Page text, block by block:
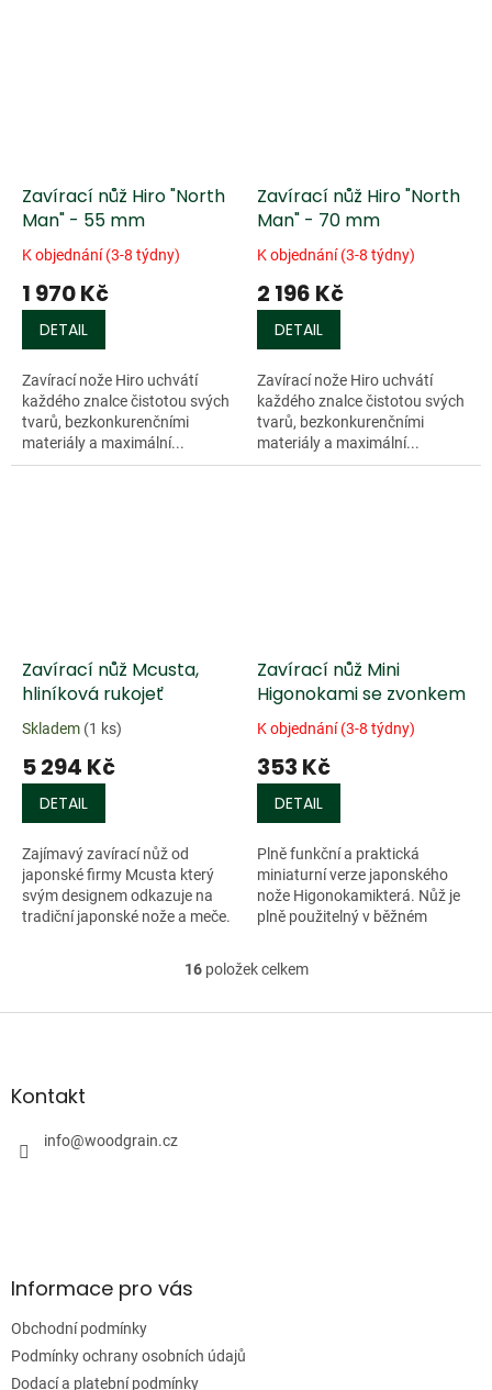
Zavírací nůž Hiro "North
Man" - 55 mm
K objednání (3-8 týdny)
1 970 Kč
DETAIL
Zavírací nože Hiro uchvátí
každého znalce čistotou svých
tvarů, bezkonkurenčními
materiály a maximální...
Zavírací nůž Hiro "North
Man" - 70 mm
K objednání (3-8 týdny)
2 196 Kč
DETAIL
Zavírací nože Hiro uchvátí
každého znalce čistotou svých
tvarů, bezkonkurenčními
materiály a maximální...
Zavírací nůž Mcusta,
hliníková rukojeť
Skladem (1 ks)
5 294 Kč
DETAIL
Zajímavý zavírací nůž od
japonské firmy Mcusta který
svým designem odkazuje na
tradiční japonské nože a meče.
Zavírací nůž Mini
Higonokami se zvonkem
K objednání (3-8 týdny)
353 Kč
DETAIL
Plně funkční a praktická
miniaturní verze japonského
nože Higonokamikterá. Nůž je
plně použitelný v běžném
O
l
u
16položek celkem
Z
aKontakt
info@woodgrain.cz
Informace pro vás
Obchodní podmínky
Podmínky ochrany osobních údajů
Dodací a platební podmínky